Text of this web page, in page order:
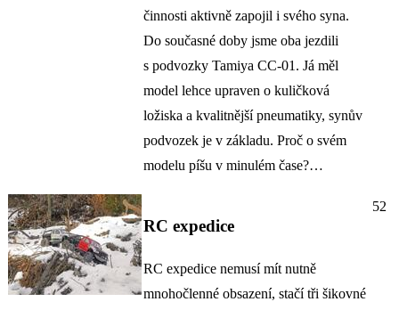
činnosti aktivně zapojil i svého syna.
Do současné doby jsme oba jezdili
s podvozky Tamiya CC-01. Já měl
model lehce upraven o kuličková
ložiska a kvalitnější pneumatiky, synův
podvozek je v základu. Proč o svém
modelu píšu v minulém čase?…
RC expedice
RC expedice nemusí mít nutně
mnohočlenné obsazení, stačí tři šikovné
52